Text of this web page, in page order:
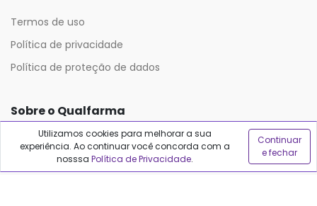
Termos de uso
Política de privacidade
Política de proteção de dados
Sobre o Qualfarma
Quem somos
Utilizamos cookies para melhorar a sua
experiência. Ao continuar você concorda com a
nosssa Política de Privacidade.
Continuar
e fechar